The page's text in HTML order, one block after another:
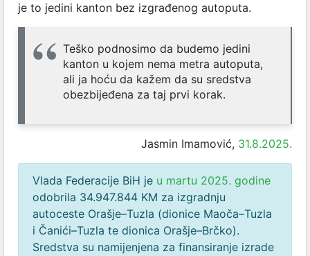
je to jedini kanton bez izgrađenog autoputa.
Teško podnosimo da budemo jedini
kanton u kojem nema metra autoputa,
ali ja hoću da kažem da su sredstva
obezbijeđena za taj prvi korak.
Jasmin Imamović, 31.8.2025.
Vlada Federacije BiH je u martu 2025. godine
odobrila 34.947.844 KM za izgradnju
autoceste Orašje–Tuzla (dionice Maoča–Tuzla
i Čanići–Tuzla te dionica Orašje–Brčko).
Sredstva su namijenjena za finansiranje izrade